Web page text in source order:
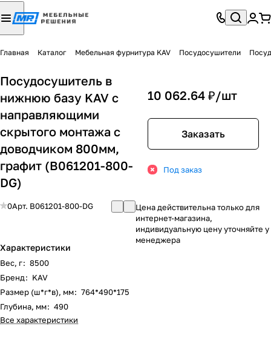
Главная Каталог Мебельная фурнитура KAV Посудосушители
Посудосушитель в
нижнюю базу KAV с
направляющими
скрытого монтажа с
доводчиком 800мм,
графит (B061201-800-
DG)
0Арт. B061201-800-DG
Характеристики
Вес, г: 8500
Бренд: KAV
Размер (ш*г*в), мм: 764*490*175
Глубина, мм: 490
Все характеристики
10 062.64 ₽/шт
Заказать
Под заказ
Цена действительна только для
интернет-магазина,
индивидуальную цену уточняйте у
менеджера